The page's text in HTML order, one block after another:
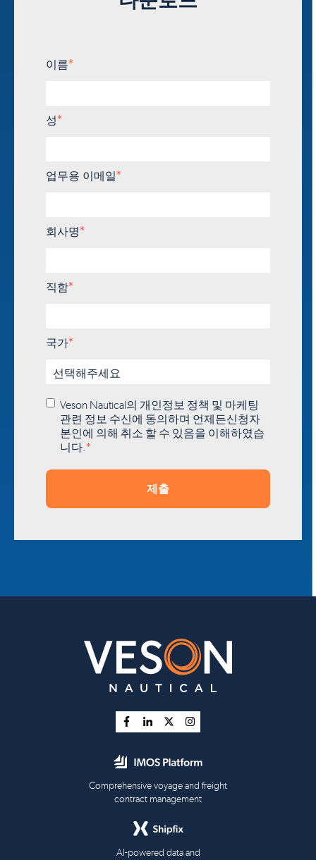
이름*
성*
업무용 이메일*
회사명*
직함*
국가*
Veson Nautical의 개인정보 정책 및 마케팅
관련 정보 수신에 동의하며 언제든신청자
본인에 의해 취소 할 수 있음을 이해하였습
니다.*
Comprehensive voyage and freight
contract management
AI-powered data and